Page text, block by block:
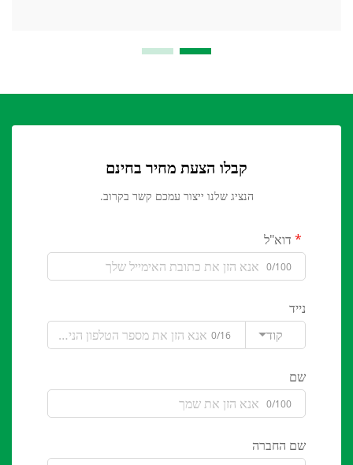
קבלו הצעת מחיר בחינם
הנציג שלנו ייצור עמכם קשר בקרוב.
דוא"ל
0/100
נייד
קוד
0/16
שם
0/100
שם החברה